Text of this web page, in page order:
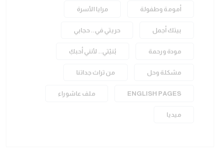
أمومة وطفولة مرايا الأسرة
بيتك أجمل حريتي في.. حجابي
مودة ورحمة بُنيّتي.. لأنني أحبكِ
مشكلة وحل من تراث جداتنا
ENGLISH PAGES ملف عاشوراء
ميديا